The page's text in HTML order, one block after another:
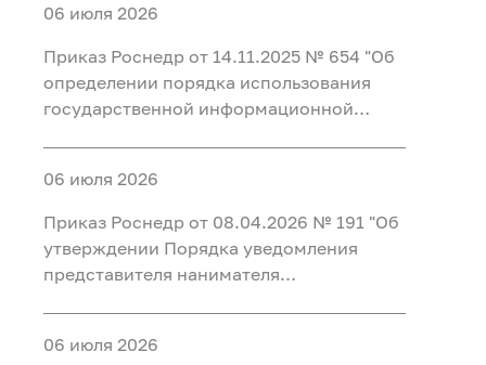
06 июля 2026
Приказ Роснедр от 14.11.2025 № 654 "Об
определении порядка использования
государственной информационной
должностных лиц, уполномоченных на
работу с ней в Федеральном агентстве
по недропользованию"
06 июля 2026
Приказ Роснедр от 08.04.2026 № 191 "Об
утверждении Порядка уведомления
представителя нанимателя
служащими центрального аппарата
06 июля 2026